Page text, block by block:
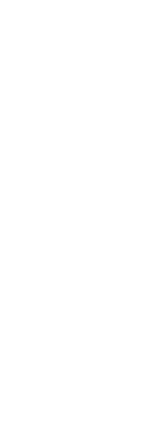
| cut -F3`:10811"